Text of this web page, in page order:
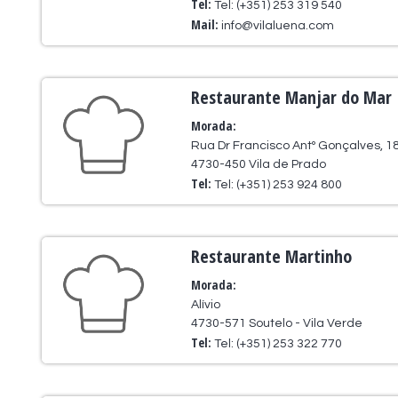
Tel: Tel: (+351) 253 319 540
Mail: info@vilaluena.com
Restaurante Manjar do Mar
Morada:
Rua Dr Francisco Antº Gonçalves,
4730-450 Vila de Prado
Tel: Tel: (+351) 253 924 800
Restaurante Martinho
Morada:
Alívio
4730-571 Soutelo - Vila Verde
Tel: Tel: (+351) 253 322 770